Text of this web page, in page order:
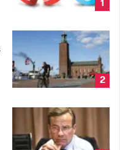
1
2